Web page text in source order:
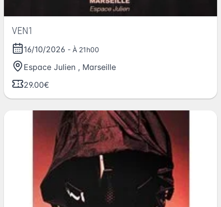
VEN1
16/10/2026 - À 21h00
Espace Julien , Marseille
29.00€